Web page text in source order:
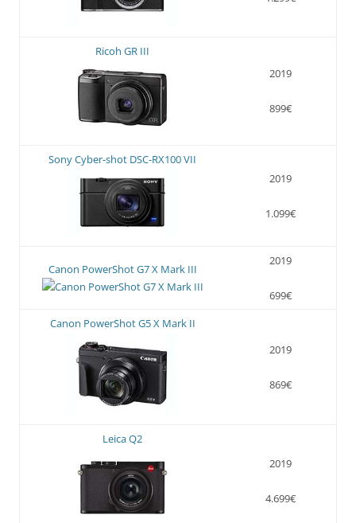
Ricoh GR III
2019
899€
Sony Cyber-shot DSC-RX100 VII
2019
1.099€
Canon PowerShot G7 X Mark III
2019
699€
Canon PowerShot G5 X Mark II
2019
869€
Leica Q2
2019
4.699€